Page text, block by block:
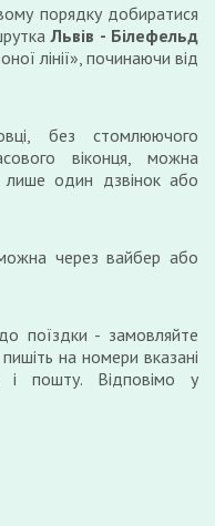
порядку добиратися
Львів - Білефельд
лінії», починаючи від
без стомлюючого
віконця, можна
лише один дзвінок або
через вайбер або
поїздки - замовляйте
на номери вказані
пошту. Відповімо у